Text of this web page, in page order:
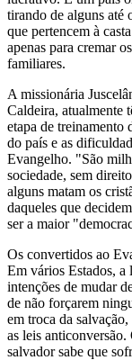
tirando de alguns até
que pertencem à
apenas para cremar
familiares.
A missionária
Caldeira, atualmente
etapa de treinamento
do país e as
Evangelho. "São
sociedade, sem
alguns matam os
daqueles que
ser a maior
Os convertidos ao
Em vários Estados, a
intenções de mudar
de não forçarem
em troca da
as leis
salvador sabe que